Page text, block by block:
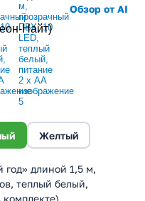
Обзор от AI
Найт)
Желтый
год» длиной 1,5 м,
теплый белый,